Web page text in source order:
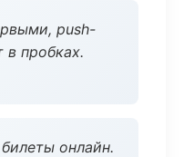
push-
в пробках.
онлайн.